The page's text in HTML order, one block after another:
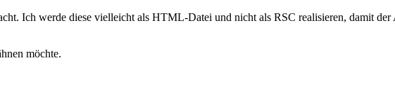
Ich werde diese vielleicht als HTML-Datei und nicht als RSC realisieren, damit der
möchte.